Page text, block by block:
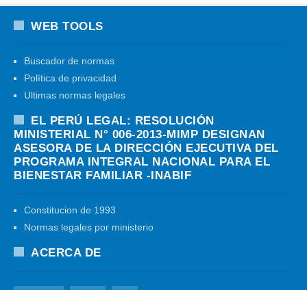
WEB TOOLS
Buscador de normas
Política de privacidad
Ultimas normas legales
EL PERÚ LEGAL: RESOLUCIÓN
MINISTERIAL N° 006-2013-MIMP DESIGNAN
ASESORA DE LA DIRECCIÓN EJECUTIVA DEL
PROGRAMA INTEGRAL NACIONAL PARA EL
BIENESTAR FAMILIAR -INABIF
Constitucion de 1993
Normas legales por ministerio
ACERCA DE